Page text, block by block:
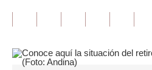
Inmobiliarias